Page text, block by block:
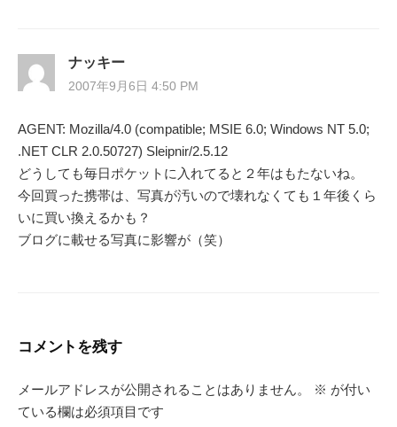
ナッキー
2007年9月6日 4:50 PM
AGENT: Mozilla/4.0 (compatible; MSIE 6.0; Windows NT 5.0;
.NET CLR 2.0.50727) Sleipnir/2.5.12
どうしても毎日ポケットに入れてると２年はもたないね。
今回買った携帯は、写真が汚いので壊れなくても１年後くら
いに買い換えるかも？
ブログに載せる写真に影響が（笑）
コメントを残す
メールアドレスが公開されることはありません。 ※ が付い
ている欄は必須項目です